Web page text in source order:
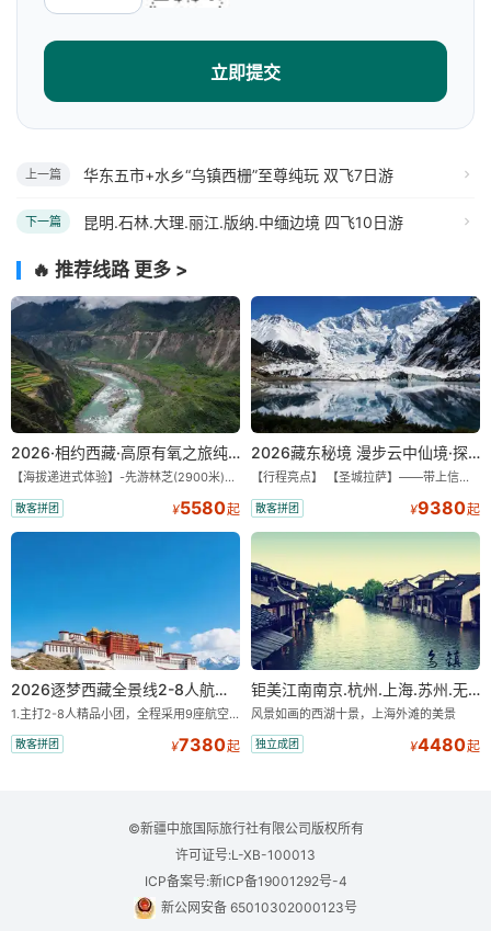
立即提交
上一篇 华东五市+水乡“乌镇西栅”至尊纯玩 双飞7日游
下一篇 昆明.石林.大理.丽江.版纳.中缅边境 四飞10日游
🔥 推荐线路 更多 >
2026·相约西藏·高原有氧之旅纯玩9/11日游
【海拔递进式体验】-先游林芝(2900米)再访拉萨(3650米)，亲测 99%游客零高反 。 【贴心保障】-全程配备便携式制氧机，高反根本不是事儿 ！ 【无人机航拍】-雪山/圣湖/峡谷/古寺民俗深度串联，「随车航拍」大片呈现 。 【特色美食】-石锅鸡热腾腾的烟火气，当地特色烤羊宴，欢快的篝火歌舞 。 【沉浸式体验】-赠送藏装旅拍，夜游布达拉宫，让旅程成为有温度的记忆 。 【绝美风光】-醉美318穿越云端，林芝秘境藏地江南，羊卓雍措上帝打翻的调色盘 。
散客拼团 ¥5580起
2026藏东秘境 漫步云中仙境·探秘世外桃源·纯玩11/13日
【行程亮点】 【圣城拉萨】——带上信心与信仰去西藏，行吟拉萨，感受这座城与生俱来的与众不同！ 【布达拉宫】——集宫殿城堡寺院于一体的宏伟建筑，是西藏最完整的古代宫堡建筑群！ 【巴松措】——西藏首个自然风景类国家5A级旅游风景区 【鲁朗小镇】——藏语龙王谷，神仙居住的地方 【米堆冰川】——中国三大海洋冰川之一 【然乌湖】——静谧然乌，它的静和蓝远近闻名！ 【莲花秘境墨脱】——隐藏的莲花、云里雾里，雪山之下，被称为“中国最后一个世外桃源”。 【雅鲁藏布大峡谷】——世界最深最长的河流峡谷，地球上“最后的秘境”，“最美的伤痕”！ 【索松村】——索松村位于西藏林芝地区，是一个被誉为“藏地最美村庄”的地方！ 【南迦巴瓦峰】——南迦巴瓦峰用“长矛直刺苍穹”形容它，尤其它的日落金山，气吞山河 【特别赠送】——藏装写真、哈达礼遇、缓解高反 便携式氧气1瓶/人
散客拼团 ¥9380起
2026逐梦西藏全景线2-8人航空座椅小团
1.主打2-8人精品小团，全程采用9座航空座椅车型（360度环抱式座舱），提供VIP级别的舒适出行体验 。供氧保障： 2.全程入住舒适型含氧酒店（低海拔的索松村和林芝除外），并贴心赠送3L氧气和大衣，极大缓解游客的高原反应焦虑 。 3.不走回头路：路线经过精心策划，全程不走回头路，主打深度边境游，随走随停 。 深度纯玩：主打“深度纯玩·精华景点”，把时间全部留给心中的震撼与眼中的美景 。 最长国道：打卡中国最长国道219，畅游珠峰东坡 。
散客拼团 ¥7380起
钜美江南南京.杭州.上海.苏州.无锡+双水乡“乌镇.西塘”双飞8日游【一价全含零自费】
风景如画的西湖十景，上海外滩的美景
独立成团 ¥4480起
©新疆中旅国际旅行社有限公司版权所有
许可证号:L-XB-100013
ICP备案号:新ICP备19001292号-4
新公网安备 65010302000123号